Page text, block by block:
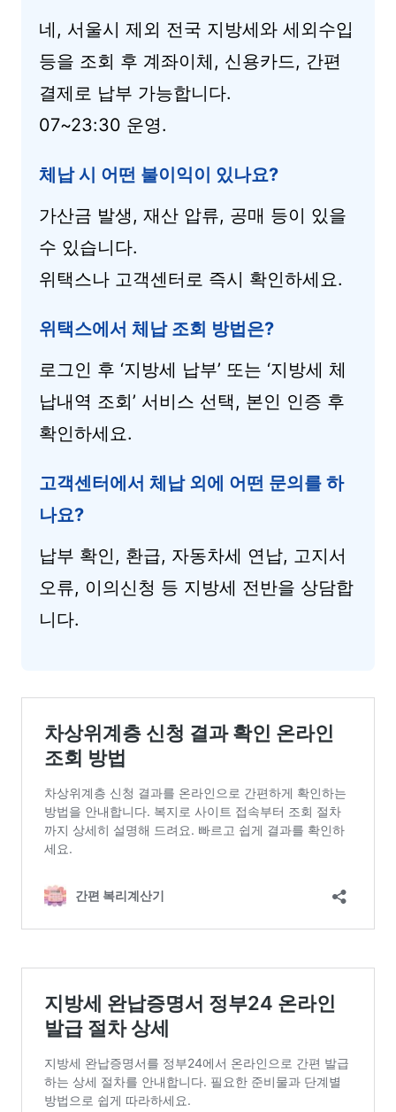
네, 서울시 제외 전국 지방세와 세외수입
등을 조회 후 계좌이체, 신용카드, 간편
결제로 납부 가능합니다.
07~23:30 운영.
체납 시 어떤 불이익이 있나요?
가산금 발생, 재산 압류, 공매 등이 있을
수 있습니다.
위택스나 고객센터로 즉시 확인하세요.
위택스에서 체납 조회 방법은?
로그인 후 ‘지방세 납부’ 또는 ‘지방세 체
납내역 조회’ 서비스 선택, 본인 인증 후
확인하세요.
고객센터에서 체납 외에 어떤 문의를 하
나요?
납부 확인, 환급, 자동차세 연납, 고지서
오류, 이의신청 등 지방세 전반을 상담합
니다.